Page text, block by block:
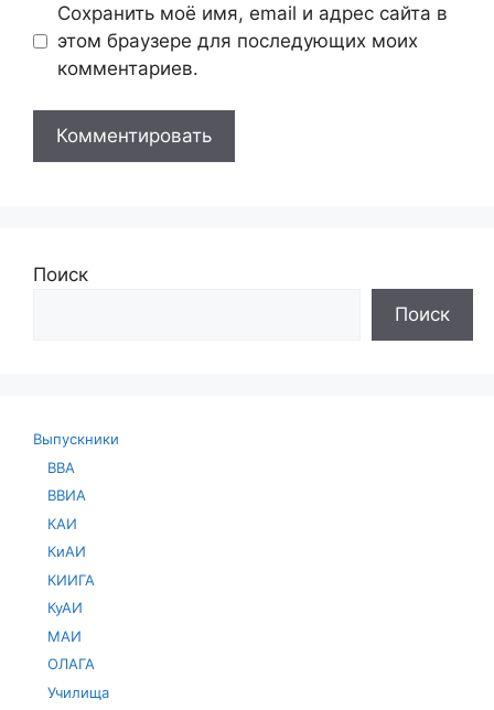
Сохранить моё имя, email и адрес сайта в
этом браузере для последующих моих
комментариев.
Поиск
Поиск
Выпускники
ВВА
ВВИА
КАИ
КиАИ
КИИГА
КуАИ
МАИ
ОЛАГА
Училища